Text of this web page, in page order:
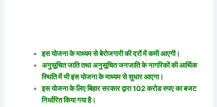
इस योजना के माध्यम से बेरोजगारी की दरों में कमी आएगी।
अनुसूचित जाति तथा अनुसूचित जनजाति के नागरिकों की आर्थिक
स्थिति में भी इस योजना के माध्यम से सुधार आएगा।
इस योजना के लिए बिहार सरकार द्वारा 102 करोड रुपए का बजट
निर्धारित किया गया है।